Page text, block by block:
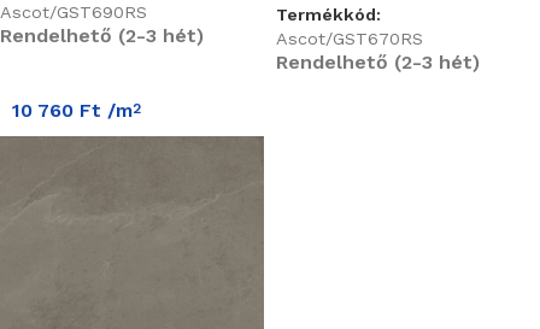
Ascot/GST690RS
Rendelhető (2-3 hét)
Termékkód:
Ascot/GST670RS
Rendelhető (2-3 hét)
10 760 Ft /m2